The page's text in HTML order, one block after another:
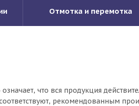
Отмотка и перемотка
что вся продукция
рекомендованным